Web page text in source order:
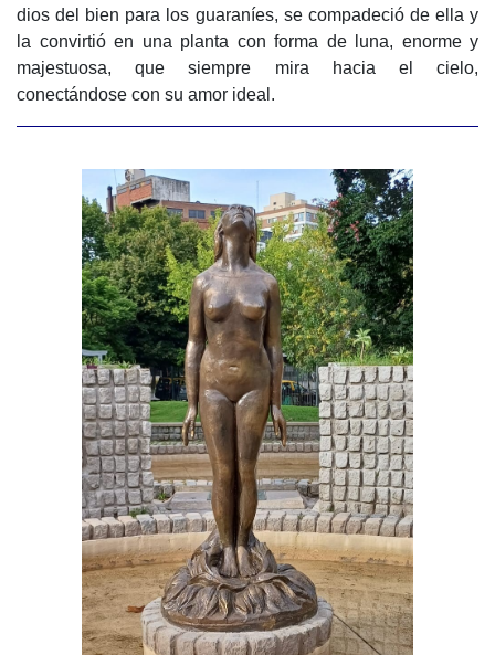
dios del bien para los guaraníes, se compadeció de ella y
la convirtió en una planta con forma de luna, enorme y
majestuosa, que siempre mira hacia el cielo,
conectándose con su amor ideal.